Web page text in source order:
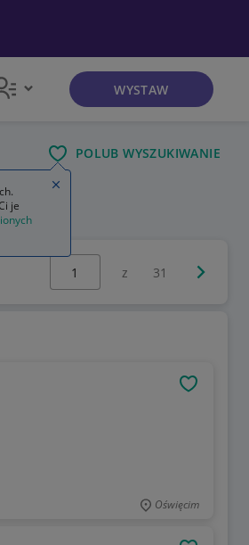
WYSTAW
POLUB WYSZUKIWANIE
Wybierz stronę:
z 31
Oświęcim
je
Zamknij wskazówkę